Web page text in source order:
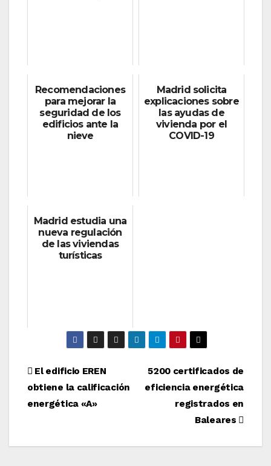
Recomendaciones
para mejorar la
seguridad de los
edificios ante la
nieve
Madrid solicita
explicaciones sobre
las ayudas de
vivienda por el
COVID-19
Madrid estudia una
nueva regulación
de las viviendas
turísticas
Navegación
de
5200 certificados de
eficiencia energética
registrados en
Baleares
El edificio EREN
obtiene la calificación
energética «A»